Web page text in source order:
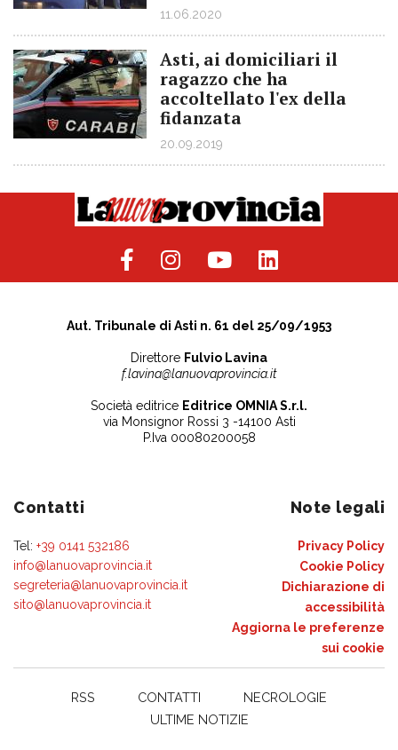
11.06.2020
Asti, ai domiciliari il
ragazzo che ha
accoltellato l'ex della
fidanzata
20.09.2019
Aut. Tribunale di Asti n. 61 del 25/09/1953
Direttore Fulvio Lavina
f.lavina@lanuovaprovincia.it
Società editrice Editrice OMNIA S.r.l.
via Monsignor Rossi 3 -14100 Asti
P.Iva 00080200058
Contatti
Tel: +39 0141 532186
info@lanuovaprovincia.it
segreteria@lanuovaprovincia.it
sito@lanuovaprovincia.it
Note legali
Privacy Policy
Cookie Policy
Dichiarazione di
accessibilità
Aggiorna le preferenze
sui cookie
RSS CONTATTI
NECROLOGIE
ULTIME NOTIZIE